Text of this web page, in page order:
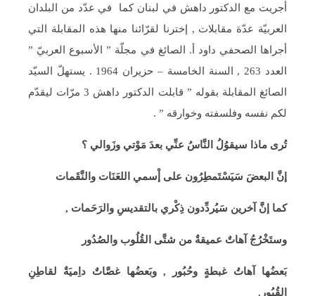
أجريت مع الدكتور داهش في لبنان كما في عدّد من البلدان
العربيّة عدّة مقابلات , إخترنا لقرّائنا منها هذه المقابلة التي
أجراها الصحفي داود أ. الصائغ في مجلّة ” الأسبوع العربيّ ”
العدد 263 , السنة الخامسة – حزيران 1964 . يستهلّ السيّد
الصائغ المقابلة بقوله ” قابلت الدكتور داهش 3 مرّات ليقدّم
لكم نفسه وفلسفته وخوارقه ” .
تُرى ماذا سيقوُلُ النَّاسُ عنِّي بعدَ مَوْتي وزَوالي ؟
إنَّ البعضَ سَيَسْتَمطِرُون على إْسمي اللعَنَات والنَّقَمات
كما إنَّ آخرين سَيُردِّدون ذِكْري بالتقديسِ والرَحَمات ,
وستَخْرُجُ آهاتٌ عميقةٌ من شتَّى القُلُوب والصُدُور
بَعضُها آهاتُ غبطةٍ وحُبُور , وبَعضُها غصَّاتٌ داِميَةٌ لقاطِنِ
القُبُور.